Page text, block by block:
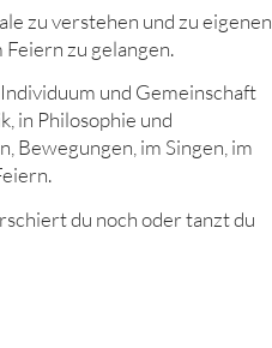
zu verstehen und zu eigenen
zu gelangen.
und Gemeinschaft
in Philosophie und
Bewegungen, im Singen, im
du noch oder tanzt du